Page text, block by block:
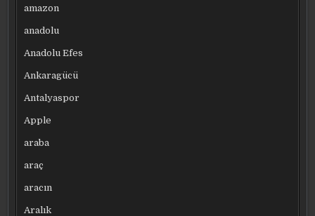
amazon
anadolu
Anadolu Efes
Ankaragücü
Antalyaspor
Apple
araba
araç
aracın
Aralık